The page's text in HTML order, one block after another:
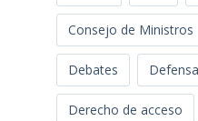
Consejo de Ministros
Debates Defensa
Derecho de acceso